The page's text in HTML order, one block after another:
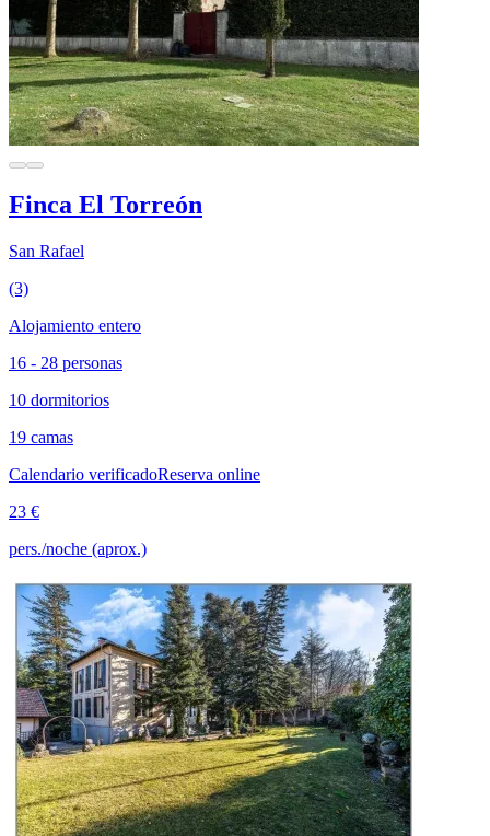
Finca El Torreón
San Rafael
(3)
Alojamiento entero
16 - 28 personas
10 dormitorios
19 camas
Calendario verificadoReserva online
23 €
pers./noche (aprox.)